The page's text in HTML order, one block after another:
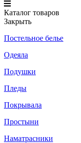
Каталог товаров
Закрыть
Постельное белье
Одеяла
Подушки
Пледы
Покрывала
Простыни
Наматрасники